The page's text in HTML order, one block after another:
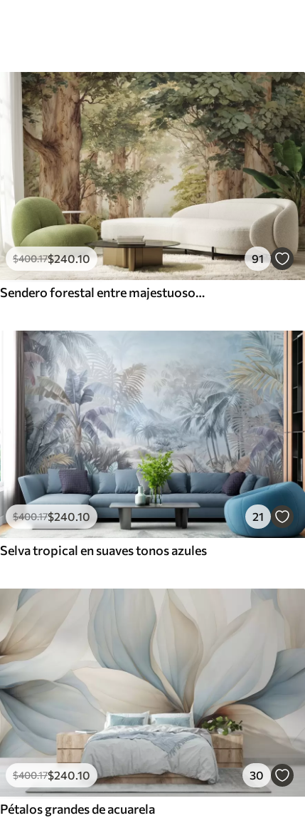
$400.17$240.10 91
Sendero forestal entre majestuosos árboles en estilo acuarela
$400.17$240.10 21
Selva tropical en suaves tonos azules
$400.17$240 .10 30
Pétalos grandes de acuarela